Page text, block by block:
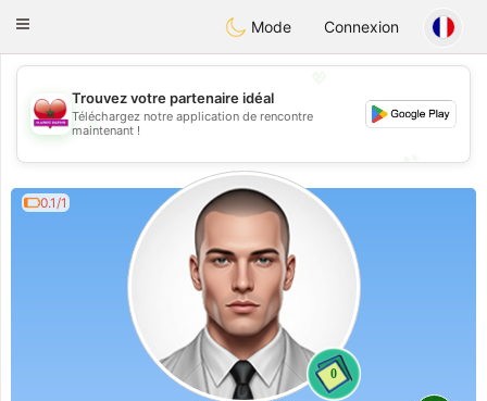
Maroc Dating
Toggle
Mode Connexion
💖
💕
Trouvez votre partenaire idéal
Téléchargez notre application de rencontre
maintenant !
0.1/1
0